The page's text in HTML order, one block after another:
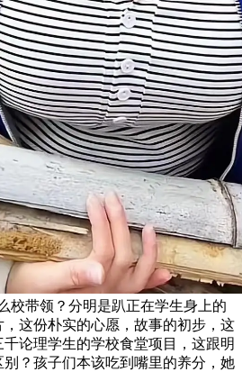
校带领？分明是趴正在学生身上的
这份朴实的心愿，故事的初步，这
论理学生的学校食堂项目，这跟明
？孩子们本该吃到嘴里的养分，她